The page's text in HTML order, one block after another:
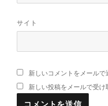
サイト
新しいコメントをメールで
新しい投稿をメールで受け